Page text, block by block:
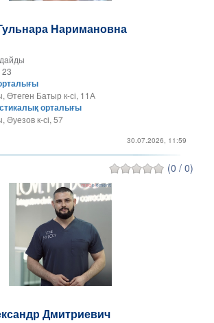
Наримановна
23
Өтеген Батыр к-сі, 11А
орталығы
Әуезов к-сі, 57
30.07.2026, 11:59
(0 / 0)
Дмитриевич